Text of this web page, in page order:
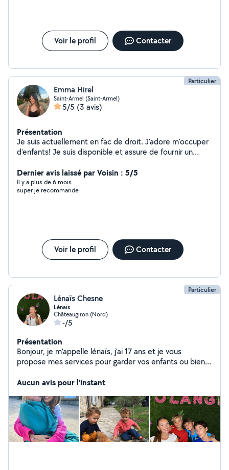
besoins de chaque enfant/bébé. N'hésitez pas à me
première rencontre et vous transmettre les
recommandations de parents avec qui j'ai déjà travaillé.
Au plaisir de vous rencontrer, et peut-être à bientôt !
Marion
Voir le profil Contacter
Particulier
Emma Hirel
Saint-Armel (Saint-Armel)
5/5 (3 avis)
Présentation
Je suis actuellement en fac de droit. J'adore m'occuper
d'enfants! Je suis disponible et assure de fournir un
Dernier avis laissé par Voisin : 5/5
Il y a plus de 6 mois
super je recommande
Voir le profil Contacter
Particulier
Lénaïs Chesne
Lénaïs
Châteaugiron (Nord)
-/5
Présentation
Bonjour, je m'appelle lénaïs, j'ai 17 ans et je vous
propose mes services pour garder vos enfants ou bien
du ménage. Je suis sérieuse et ponctuelle. J'ai deux
déjà fait du baby-sitting je peux donc vous assurer que
j'ai de l'expérience.
Aucun avis pour l'instant